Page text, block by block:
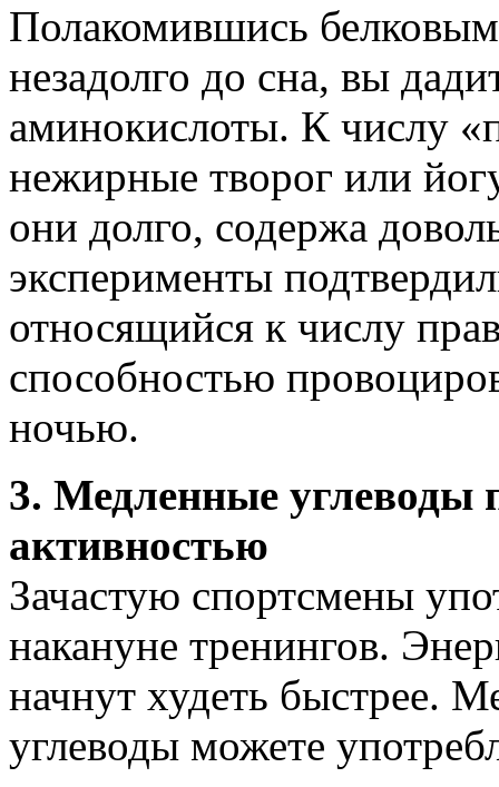
Полакомившись
незадолго до сна, вы
аминокислоты. К числу
нежирные творог или
они долго, содержа
эксперименты
относящийся к числу
способностью
ночью.
3. Медленные углеводы
активностью
Зачастую спортсмены
накануне тренингов.
начнут худеть быстрее.
углеводы можете